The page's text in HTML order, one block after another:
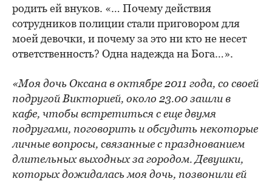
родить ей внуков. «… Почему действия
сотрудников полиции стали приговором для
моей девочки, и почему за это ни кто не несет
ответственность? Одна надежда на Бога…».
«Моя дочь Оксана в октябре 2011 года, со своей
подругой Викторией, около 23.00 зашли в
кафе, чтобы встретиться с еще двумя
подругами, поговорить и обсудить некоторые
личные вопросы, связанные с празднованием
длительных выходных за городом. Девушки,
которых дожидалась моя дочь, позвонили ей